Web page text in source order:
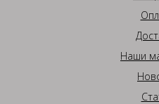
Наши